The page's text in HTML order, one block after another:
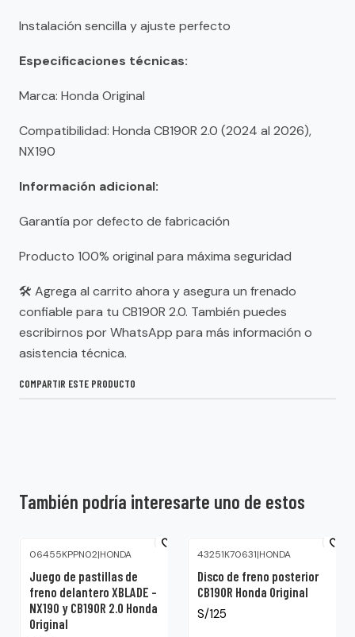
Instalación sencilla y ajuste perfecto
Especificaciones técnicas:
Marca: Honda Original
Compatibilidad: Honda CB190R 2.0 (2024 al 2026),
NX190
Información adicional:
Garantía por defecto de fabricación
Producto 100% original para máxima seguridad
🛠 Agrega al carrito ahora y asegura un frenado
confiable para tu CB190R 2.0. También puedes
escribirnos por WhatsApp para más información o
asistencia técnica.
COMPARTIR ESTE PRODUCTO
También podría interesarte uno de estos
06455KPPN02|HONDA
Juego de pastillas de
freno delantero XBLADE -
NX190 y CB190R 2.0 Honda
Original
43251K70631|HONDA
Disco de freno posterior
CB190R Honda Original
S/125